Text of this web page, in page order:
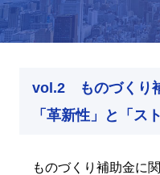
vol.2 ものづくり
「革新性」と「ス
ものづくり補助金に